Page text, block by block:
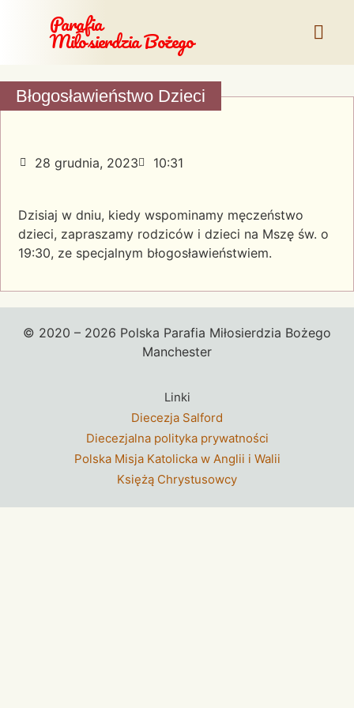
Parafia
Miłosierdzia Bożego
Błogosławieństwo Dzieci
28 grudnia, 2023 10:31
Dzisiaj w dniu, kiedy wspominamy męczeństwo
dzieci, zapraszamy rodziców i dzieci na Mszę św. o
19:30, ze specjalnym błogosławieństwiem.
© 2020 – 2026 Polska Parafia Miłosierdzia Bożego
Manchester
Linki
Diecezja Salford
Diecezjalna polityka prywatności
Polska Misja Katolicka w Anglii i Walii
Księżą Chrystusowcy